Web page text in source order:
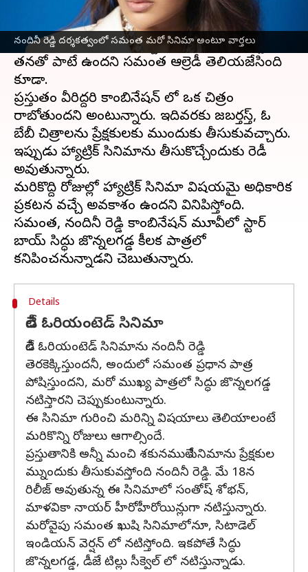
నందినీ రెడ్డి దర్శకత్వంలో సమంత మరో సినిమా అంటూ వార్తలు
దర్శకురాలు నందినీ రెడ్డి, హీరోయిన్ సమంత మధ్య
మంచి బాండింగ్ ఉంది. వీరిద్దరూ పర్సనల్ లైఫ్ లో
మంచి స్నేహితులు. తన కష్టకాలంలో నందినీ రెడ్డి
తనతో పాటే ఉందని సమంత ఆల్రెడీ తెలియజేసింది
కూడా.
ప్రస్తుతం వీరిద్దరి కాంబినేషన్ లో ఒక చిత్రం
రాబోతుందని అంటున్నారు. ఇదివరకు జబర్తస్త్, ఓ
బేబీ చిత్రాలను ప్రేక్షకులకు ముందుకు తీసుకువచ్చారు.
ఇప్పుడు హ్యాట్రిక్ సినిమాను తీసుకొచ్చేందుకు రెడీ
అవుతున్నారు.
మరికొద్ది రోజుల్లో హ్యాట్రిక్ సినిమా విషయమై అధికారిక
ప్రకటన వచ్చే అవకాశం ఉందని వినిపిస్తోంది.
సమంత, నందినీ రెడ్డి కాంబినేషన్ మూవీలో స్టార్
బాయ్ సిద్ధు జొన్నలగడ్డ కీలక పాత్రలో
Details
లేడీ ఓరియంటెడ్ సినిమా
లేడీ ఓరియంటెడ్ సినిమాను నందినీ రెడ్డి
తెరకెక్కిస్తుందనీ, అందులో సమంత ప్రధాన పాత్ర
పోషిస్తుందని, మరో ముఖ్య పాత్రలో సిద్ధు జొన్నలగడ్డ
నటిస్తారని చెప్పుకుంటున్నారు.
ఈ సినిమా గురించి మరిన్ని విషయాలు తెలియాలంటే
మరికొన్ని రోజులు ఆగాల్సిందే.
ప్రస్తుతానికి అన్నీ మంచి శకునములే సినిమాను ప్రేక్షకుల
మ్నుందుకు తీసుకువస్తోంది నందినీ రెడ్డి. మే 18న
రిలీజ్ అవుతున్న ఈ సినిమాలో సంతోష్ శోభన్,
మాళవికా నాయర్ హీరోహీరోయిన్లుగా నటిస్తున్నారు.
మరోవైపు సమంత ఖుషి సినిమాలోనూ, సిటాడెల్
ఇండియన్ వెర్షన్ లో నటిస్తోంది. ఇకపోతే సిద్ధు
జొన్నలగడ్డ, డీజే టిల్లు సీక్వెల్ లో నటిస్తున్నాడు.